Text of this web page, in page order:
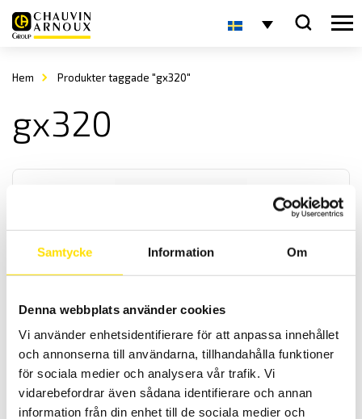
Samtycke Information Om
Denna webbplats använder cookies
Vi använder enhetsidentifierare för att anpassa innehållet
och annonserna till användarna, tillhandahålla funktioner
för sociala medier och analysera vår trafik. Vi
vidarebefordrar även sådana identifierare och annan
information från din enhet till de sociala medier och
Hem Produkter taggade "gx320"
gx320
Med 5 MHz, 10 MHz samt 20 MHz bandbredd. En av GX-seriens
fördelar är DDS-tekniken (Direct Digital Synthesis), som ger en
mycket noggrannare och stabilare generering än en traditionell
generator.
5,880.00kr – 8,955.00kr Prisintervall:
5,880.00 kr
till
LÄS MER